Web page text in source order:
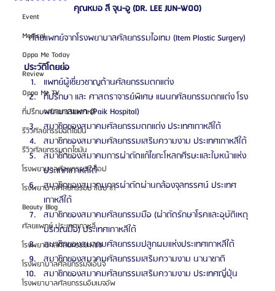
Event
Medical
Oppa Me Today
Review
Oppa Me TV
ที่ปรึกษาศัลยกรรมเกาหลี
รีวิวศัลยกรรมฉีดไขมัน
รีวิวศัลยกรรมดูดไขมัน
โรงพยาบาลศัลยกรรมเอท็อป
โรงพยาบาลศัลยกรรมบาโนบากิ
Beauty Blog
ศัลยแพทย์ ประเทศเกาหลี
โรงพยาบาลศัลยกรรมเฟรช
โรงพยาบาลศัลยกรรมจีเอ็นจี
โรงพยาบาลศัลยกรรมอิมเมจอัพ
คุณหมอ ลี จุน-อู (DR. LEE JUN-WOO)
ศัลยแพทย์จากโรงพยาบาลศัลยกรรมไอเทม (Item Plastic Surgery)
ประวัติโดยย่อ
แพทย์ผู้เชี่ยวชาญด้านศัลยกรรมตกแต่ง
ที่ปรึกษา และ ศาสตราจารย์พิเศษ แผนกศัลยกรรมตกแต่ง โรง
พยาบาลแพค (Paik Hospital)
สมาชิกของสมาคมศัลยกรรมตกแต่ง ประเทศเกาหลีใต้
สมาชิกของสมาคมศัลยกรรมเสริมความงาม ประเทศเกาหลีใต้
สมาชิกของสมาคมการผ่าตัดแก้ไขกะโหลกศีรษะและใบหน้าแห่ง
ประเทศเกาหลีใต้
สมาชิกของสมาคมการผ่าตัดผ่านกล้องจุลทรรศน์ ประเทศ
เกาหลีใต้
สมาชิกของสมาคมศัลยกรรมมือ (ผ่าตัดรักษาโรคและอุบัติเหตุ
บริเวณมือ) ประเทศเกาหลีใต้
สมาชิกของสมาคมศัลยกรรมปลูกผมแห่งประเทศเกาหลีใต้
สมาชิกของสมาคมศัลยกรรมเสริมความงาม นานาชาติ
สมาชิกของสมาคมศัลยกรรมเสริมความงาม ประเทศญี่ปุ่น